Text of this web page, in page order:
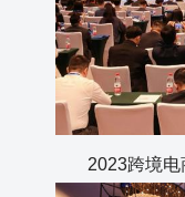
2023跨境